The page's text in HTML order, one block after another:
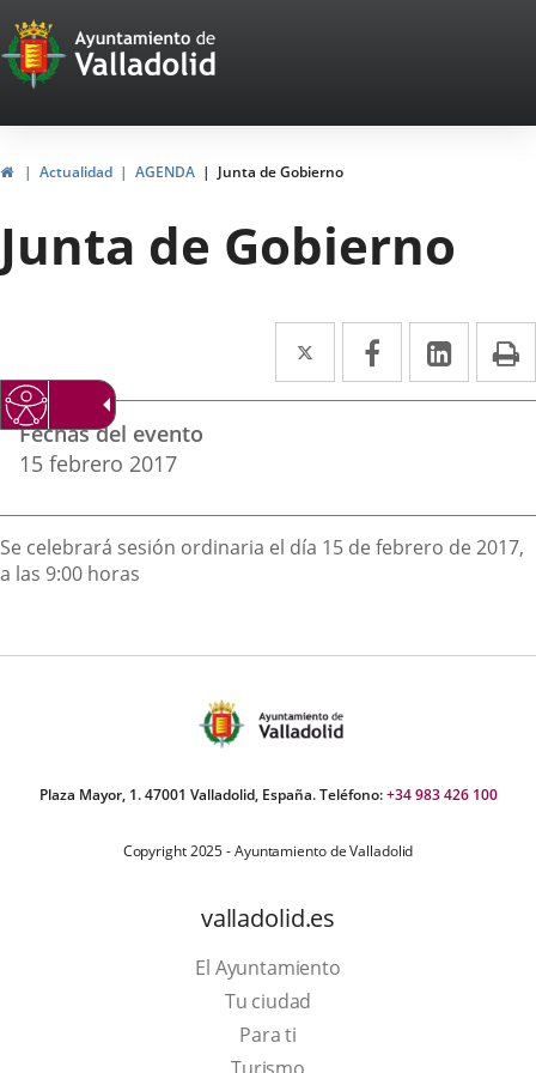
Portal
Web
del
Ayuntamiento
de
Valladolid
InicioActualidad AGENDA Junta de Gobierno
Junta de Gobierno
Twitter
Enlace
a
externa.
Facebook
Enlace
a
externa.
Enlace
a
Datos
del
evento
Fechas del evento
15 febrero 2017
Descripción
Se celebrará sesión ordinaria el día 15 de febrero de 2017,
a las 9:00 horas
Plaza Mayor, 1. 47001 Valladolid, España. Teléfono:+34 983 426 100
Copyright 2025 - Ayuntamiento de Valladolid
valladolid.es
El Ayuntamiento
Tu ciudad
Para ti
Este